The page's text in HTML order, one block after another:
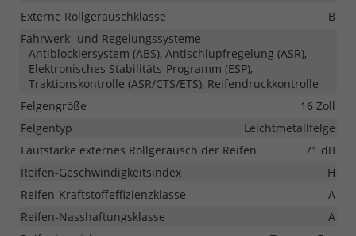
Externe Rollgeräuschklasse
B
Fahrwerk- und Regelungssysteme
Antiblockiersystem (ABS), Antischlupfregelung (ASR),
Elektronisches Stabilitäts-Programm (ESP),
Traktionskontrolle (ASR/CTS/ETS), Reifendruckkontrolle
Felgengröße
16 Zoll
Felgentyp
Leichtmetallfelge
Lautstärke externes Rollgeräusch der Reifen
71 dB
Reifen-Geschwindigkeitsindex
H
Reifen-Kraftstoffeffizienzklasse
A
Reifen-Nasshaftungsklasse
A